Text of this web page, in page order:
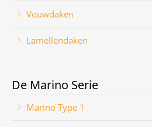
Vouwdaken
Lamellendaken
De Marino Serie
Marino Type 1